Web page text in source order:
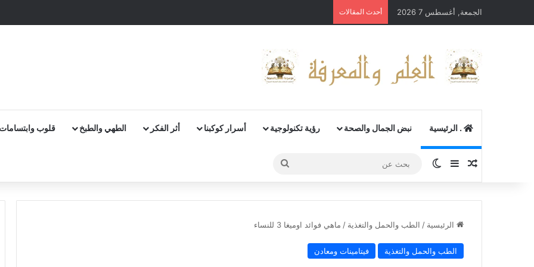
الجمعة, أغسطس 7 2026 أحدث المقالات
. الرئيسية نبض الجمال والصحة رؤية تكنولوجية أسرار كوكبنا أثر الفكر الطهي والطبخ قلوب وابتسامات
مقال عشوائي
إضافة عمود جانبي
الوضع المظلم
بحث
عن
الرئيسية / الطب والحمل والتغذية / ماهي فوائد اوميغا 3 للنساء
الطب والحمل والتغذية فيتامينات ومعادن